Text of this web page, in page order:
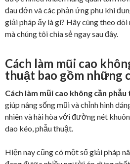
đau đớn và các phản ứng phụ khi
giải pháp ấy là gì? Hãy cùng theo
mà chúng tôi chia sẻ ngay sau đây.
Cách làm mũi cao
thuật bao gồm những
Cách làm mũi cao không cần phẫu
giúp nâng sống mũi và chỉnh hình
nhiên và hài hòa với đường nét
dao kéo, phẫu thuật.
Hiện nay cũng có một số giải pháp